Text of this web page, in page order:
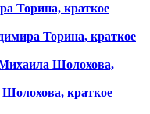
Торина, краткое
Торина, краткое
Шолохова,
краткое